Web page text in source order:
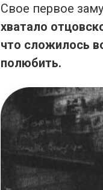
Свое первое
хватало
что сложилось
полюбить.